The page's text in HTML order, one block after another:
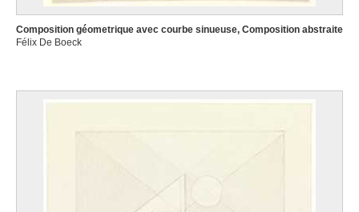
Composition géometrique avec courbe sinueuse, Composition abstraite
Félix De Boeck